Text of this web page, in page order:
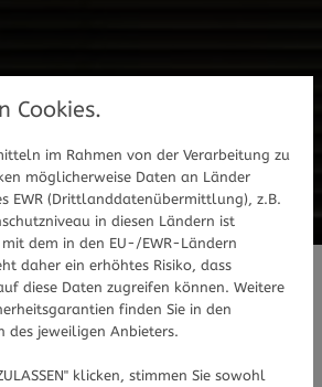
darauf, Sie in den Kur-
Cookies.
im Rahmen von der Verarbeitung zu
möglicherweise Daten an Länder
EWR (Drittlanddatenübermittlung), z.B.
in diesen Ländern ist
dem in den EU-/EWR-Ländern
daher ein erhöhtes Risiko, dass
diese Daten zugreifen können. Weitere
finden Sie in den
des jeweiligen Anbieters.
klicken, stimmen Sie sowohl